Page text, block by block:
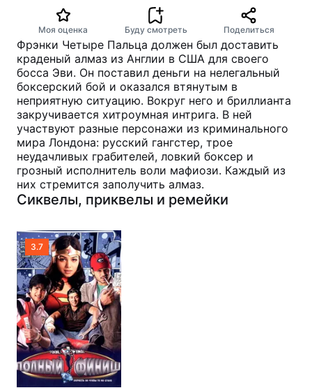
Моя оценка Буду смотреть Поделиться
Фрэнки Четыре Пальца должен был доставить
краденый алмаз из Англии в США для своего
босса Эви. Он поставил деньги на нелегальный
боксерский бой и оказался втянутым в
неприятную ситуацию. Вокруг него и бриллианта
закручивается хитроумная интрига. В ней
участвуют разные персонажи из криминального
мира Лондона: русский гангстер, трое
неудачливых грабителей, ловкий боксер и
грозный исполнитель воли мафиози. Каждый из
них стремится заполучить алмаз.
Сиквелы, приквелы и ремейки
3.7